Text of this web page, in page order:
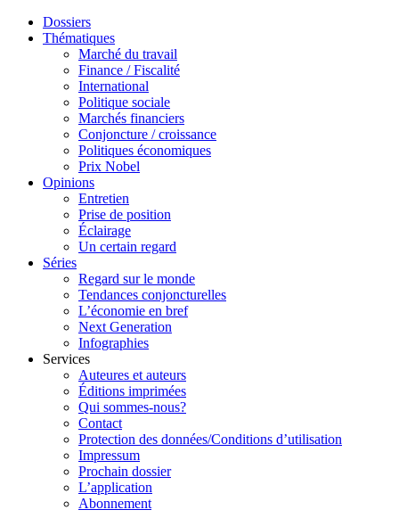
Dossiers
Thématiques
Marché du travail
Finance / Fiscalité
International
Politique sociale
Marchés financiers
Conjoncture / croissance
Politiques économiques
Prix Nobel
Opinions
Entretien
Prise de position
Éclairage
Un certain regard
Séries
Regard sur le monde
Tendances conjoncturelles
L’économie en bref
Next Generation
Infographies
Services
Auteures et auteurs
Éditions imprimées
Qui sommes-nous?
Contact
Protection des données/Conditions d’utilisation
Impressum
Prochain dossier
L’application
Abonnement